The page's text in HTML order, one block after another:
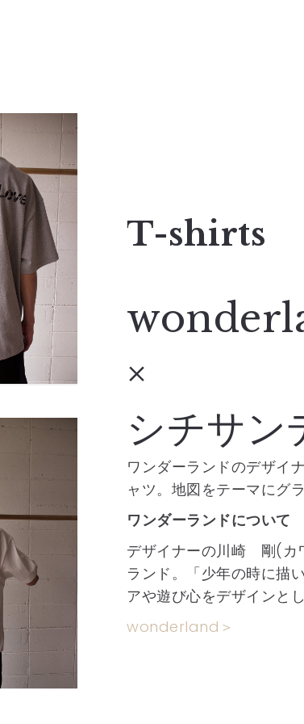
T-shirts
×
シチサン
ワンダーランドのデザイ
ャツ。地図をテーマにグ
ワンダーランドについて
デザイナーの川崎 剛(カ
ランド。「少年の時に描
アや遊び心をデザインと
wonderland ＞